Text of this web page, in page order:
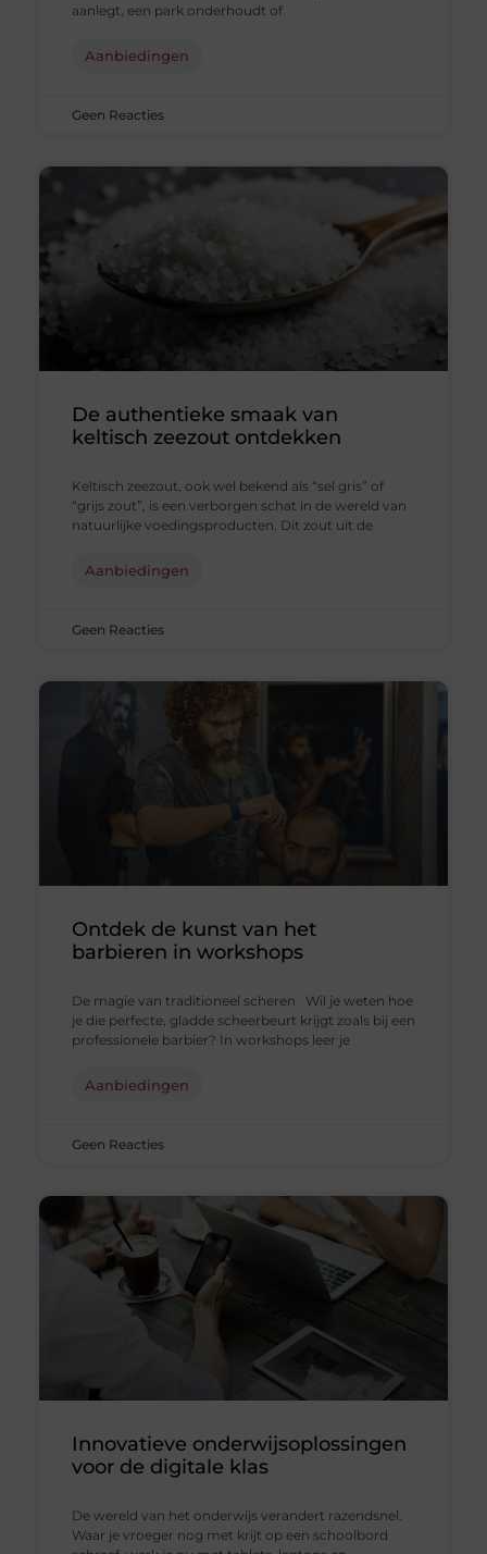
aanlegt, een park onderhoudt of
Aanbiedingen
Geen Reacties
De authentieke smaak van
keltisch zeezout ontdekken
Keltisch zeezout, ook wel bekend als “sel gris” of
“grijs zout”, is een verborgen schat in de wereld van
natuurlijke voedingsproducten. Dit zout uit de
Aanbiedingen
Geen Reacties
Ontdek de kunst van het
barbieren in workshops
De magie van traditioneel scheren Wil je weten hoe
je die perfecte, gladde scheerbeurt krijgt zoals bij een
professionele barbier? In workshops leer je
Aanbiedingen
Geen Reacties
Innovatieve onderwijsoplossingen
voor de digitale klas
De wereld van het onderwijs verandert razendsnel.
Waar je vroeger nog met krijt op een schoolbord